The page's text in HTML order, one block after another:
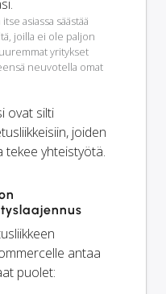
asiassa säästää
joilla ei ole paljon
yritykset
neuvotella omat
ovat silti
joiden
tekee yhteistyötä.
antaa
puolet: